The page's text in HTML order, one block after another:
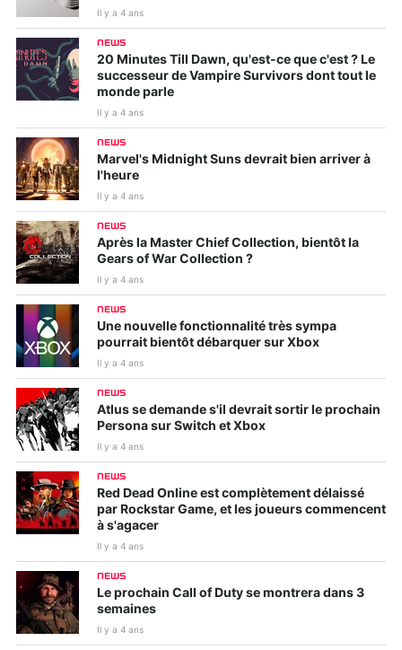
Il y a 4 ans
NEWS
20 Minutes Till Dawn, qu'est-ce que c'est ? Le
successeur de Vampire Survivors dont tout le
monde parle
Il y a 4 ans
NEWS
Marvel's Midnight Suns devrait bien arriver à
l'heure
Il y a 4 ans
NEWS
Après la Master Chief Collection, bientôt la
Gears of War Collection ?
Il y a 4 ans
NEWS
Une nouvelle fonctionnalité très sympa
pourrait bientôt débarquer sur Xbox
Il y a 4 ans
NEWS
Atlus se demande s'il devrait sortir le prochain
Persona sur Switch et Xbox
Il y a 4 ans
NEWS
Red Dead Online est complètement délaissé
par Rockstar Game, et les joueurs commencent
à s'agacer
Il y a 4 ans
NEWS
Le prochain Call of Duty se montrera dans 3
semaines
Il y a 4 ans